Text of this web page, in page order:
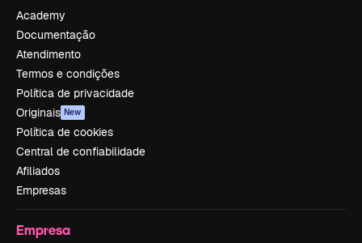
Academy
Documentação
Atendimento
Termos e condições
Política de privacidade
Originais New
Política de cookies
Central de confiabilidade
Afiliados
Empresas
Empresa